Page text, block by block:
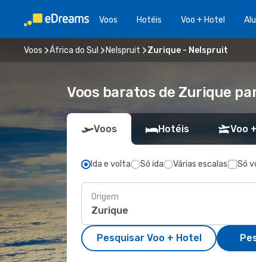
Voos Hotéis Voo + Hotel
Voos África do Sul Nelspruit Zurique - Nelspruit
Voos baratos de Zurique
Voos Hotéis Voo
Ida e volta Só ida Várias escalas Só
Origem
Pesquisar Voo + Hotel